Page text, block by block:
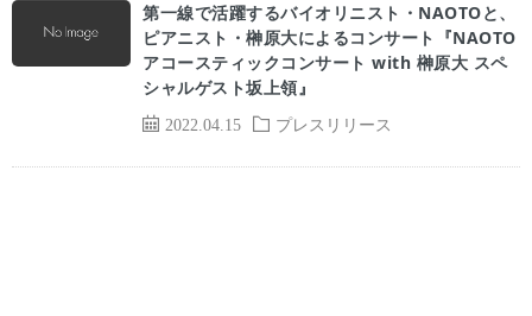
2022.04.15 プレスリリース
第一線で活躍するバイオリニスト・NAOTOと、
ピアニスト・榊原大によるコンサート『NAOTO
アコースティックコンサート with 榊原大 スペ
シャルゲスト坂上領』